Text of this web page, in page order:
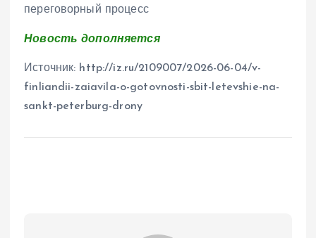
переговорный процесс
Новость дополняется
Источник: http://iz.ru/2109007/2026-06-04/v-
finliandii-zaiavila-o-gotovnosti-sbit-letevshie-na-
sankt-peterburg-drony